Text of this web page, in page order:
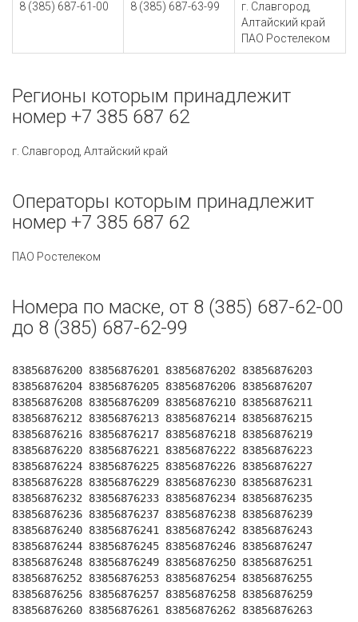
8 (385) 687-61-00 8 (385) 687-63-99
г. Славгород,
Алтайский край
ПАО Ростелеком
Регионы которым принадлежит
номер +7 385 687 62
г. Славгород, Алтайский край
Операторы которым принадлежит
номер +7 385 687 62
ПАО Ростелеком
Номера по маске, от 8 (385) 687-62-00
до 8 (385) 687-62-99
83856876200 83856876201 83856876202 83856876203
83856876204 83856876205 83856876206 83856876207
83856876208 83856876209 83856876210 83856876211
83856876212 83856876213 83856876214 83856876215
83856876216 83856876217 83856876218 83856876219
83856876220 83856876221 83856876222 83856876223
83856876224 83856876225 83856876226 83856876227
83856876228 83856876229 83856876230 83856876231
83856876232 83856876233 83856876234 83856876235
83856876236 83856876237 83856876238 83856876239
83856876240 83856876241 83856876242 83856876243
83856876244 83856876245 83856876246 83856876247
83856876248 83856876249 83856876250 83856876251
83856876252 83856876253 83856876254 83856876255
83856876256 83856876257 83856876258 83856876259
83856876260 83856876261 83856876262 83856876263